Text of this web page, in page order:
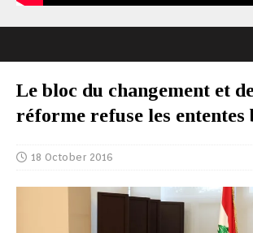
Le bloc du changement et
réforme refuse les ententes
18 October 2016